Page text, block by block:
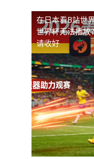
在日本看B站世
世界杯无法播放
请收好